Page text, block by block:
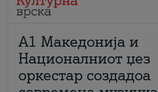
А1 Македонија и
Националниот џез
оркестар создадоа